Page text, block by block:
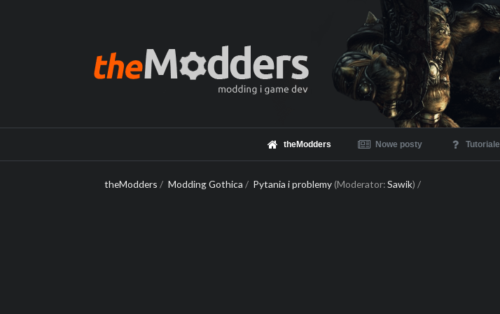
theModders Nowe posty Tutoriale
theModders / Modding Gothica / Pytania i problemy(Moderator:Sawik) /